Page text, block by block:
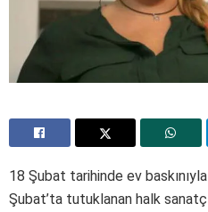
18 Şubat tarihinde ev
Şubat’ta tutuklanan halk